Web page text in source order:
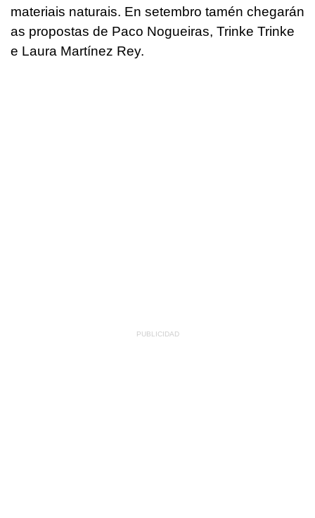
materiais naturais. En setembro tamén chegarán
as propostas de Paco Nogueiras, Trinke Trinke
e Laura Martínez Rey.